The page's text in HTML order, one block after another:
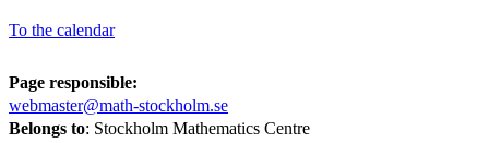
To the calendar
Page responsible:
webmaster@math-stockholm.se
Belongs to: Stockholm Mathematics Centre